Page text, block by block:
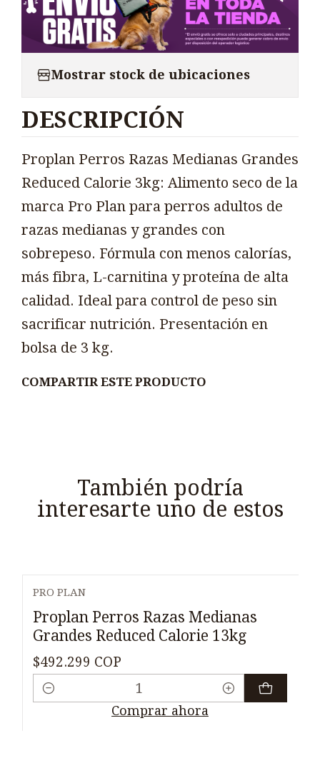
Mostrar stock de ubicaciones
DESCRIPCIÓN
Proplan Perros Razas Medianas Grandes
Reduced Calorie 3kg: Alimento seco de la
marca Pro Plan para perros adultos de
razas medianas y grandes con
sobrepeso. Fórmula con menos calorías,
más fibra, L-carnitina y proteína de alta
calidad. Ideal para control de peso sin
sacrificar nutrición. Presentación en
bolsa de 3 kg.
COMPARTIR ESTE PRODUCTO
También podría
interesarte uno de estos
PRO PLAN
Proplan Perros Razas Medianas
Grandes Reduced Calorie 13kg
$492.299 COP
Cantidad
Comprar ahora